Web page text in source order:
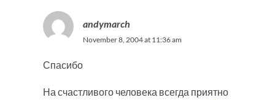
andymarch
November 8, 2004 at 11:36 am
Спасибо
На счастливого человека всегда приятно